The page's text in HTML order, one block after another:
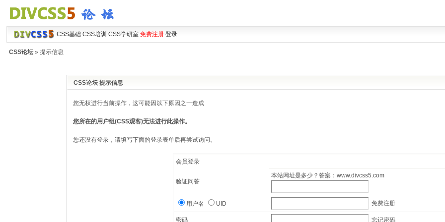
CSS基础 CSS培训 CSS学研室 免费注册 登录
CSS论坛 » 提示信息
CSS论坛 提示信息
您无权进行当前操作，这可能因以下原因之一造成
您所在的用户组(CSS观客)无法进行此操作。
您还没有登录，请填写下面的登录表单后再尝试访问。
会员登录
验证问答
本站网址是多少？答案：www.divcss5.com
用户名 UID 免费注册
密码 忘记密码